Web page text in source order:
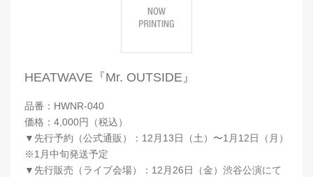
HEATWAVE『Mr. OUTSIDE』
品番：HWNR-040
価格：4,000円（税込）
▼先行予約（公式通販）：12月13日（土）〜1月12日（月）
※1月中旬発送予定
▼先行販売（ライブ会場）：12月26日（金）渋谷公演にて